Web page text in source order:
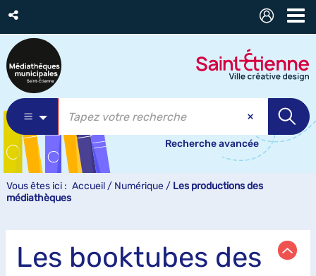
Recherche avancée
Vous êtes ici : Accueil / Numérique / Les productions des
médiathèques
Les booktubes des